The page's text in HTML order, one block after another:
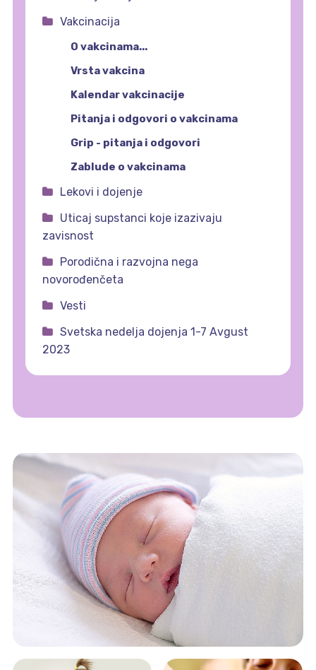
Vakcinacija
O vakcinama...
Vrsta vakcina
Kalendar vakcinacije
Pitanja i odgovori o vakcinama
Grip - pitanja i odgovori
Zablude o vakcinama
Lekovi i dojenje
Uticaj supstanci koje izazivaju
zavisnost
Porodična i razvojna nega
novorođenčeta
Vesti
Svetska nedelja dojenja 1-7 Avgust
2023